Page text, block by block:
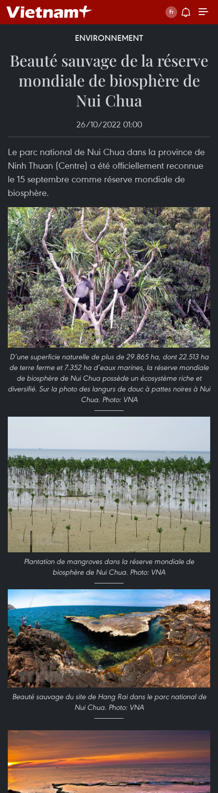
ENVIRONNEMENT
Beauté sauvage de la réserve
mondiale de biosphère de
Nui Chua
26/10/2022 01:00
Le parc national de Nui Chua dans la province de
Ninh Thuan (Centre) a été officiellement reconnue
le 15 septembre comme réserve mondiale de
biosphère.
D’une superficie naturelle de plus de 29.865 ha, dont 22.513 ha
de terre ferme et 7.352 ha d’eaux marines, la réserve mondiale
de biosphère de Nui Chua possède un écosystème riche et
diversifié. Sur la photo des langurs de douc à pattes noires à Nui
Chua. Photo: VNA
Plantation de mangroves dans la réserve mondiale de
biosphère de Nui Chua. Photo: VNA
Beauté sauvage du site de Hang Rai dans le parc national de
Nui Chua. Photo: VNA